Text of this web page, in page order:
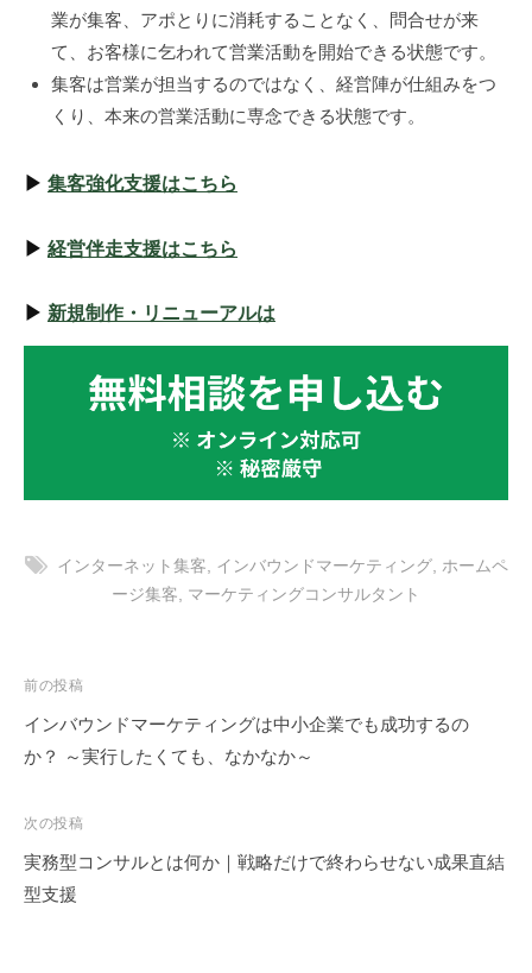
業が集客、アポとりに消耗することなく、問合せが来
て、お客様に乞われて営業活動を開始できる状態です。
集客は営業が担当するのではなく、経営陣が仕組みをつ
くり、本来の営業活動に専念できる状態です。
▶ 集客強化支援はこちら
▶ 経営伴走支援はこちら
▶ 新規制作・リニューアルは
インターネット集客 インバウンドマーケティング, ホームペ
ージ集客
マーケティングコンサルタント
投
稿
ナ
ゲ
ー
シ
前の投稿
インバウンドマーケティングは中小企業でも成功するの
か？ ～実行したくても、なかなか～
次の投稿
実務型コンサルとは何か｜戦略だけで終わらせない成果直結
型支援